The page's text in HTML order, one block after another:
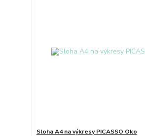
Sloha A4 na výkresy PICASSO Oko